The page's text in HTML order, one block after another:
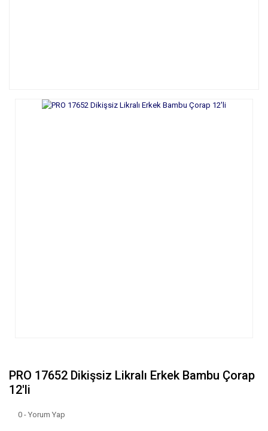
PRO 17652 Dikişsiz Likralı Erkek Bambu Çorap
12'li
0 - Yorum Yap